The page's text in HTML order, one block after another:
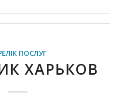
ПОСЛУГ
ХАРЬКОВ